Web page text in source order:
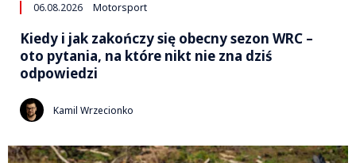
06.08.2026 Motorsport
Kiedy i jak zakończy się obecny sezon WRC –
oto pytania, na które nikt nie zna dziś
odpowiedzi
Kamil Wrzecionko